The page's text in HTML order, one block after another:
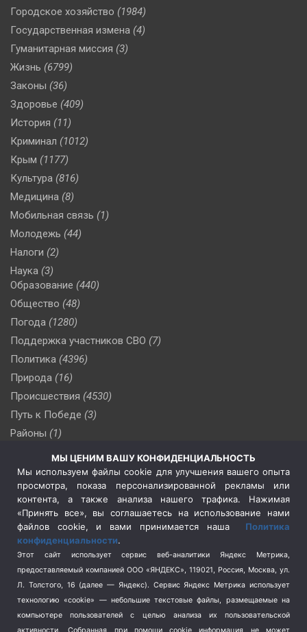
Городское хозяйство (1984)
Государственная измена (4)
Гуманитарная миссия (3)
Жизнь (6799)
Законы (36)
Здоровье (409)
История (11)
Криминал (1012)
Крым (1177)
Культура (816)
Медицина (8)
Мобильная связь (1)
Молодежь (44)
Налоги (2)
Наука (3)
Образование (440)
Общество (48)
Погода (1280)
Поддержка участников СВО (7)
Политика (4396)
Природа (16)
Происшествия (4530)
Путь к Победе (3)
Районы (1)
Сельское хозяйство (3)
Социальная политика
(3)
Спецоперация в Украине
Спецоперация на Украине
(404)
Спорт (740)
Терроризм (1)
Транспорт (262)
Туризм (178)
МЫ ЦЕНИМ ВАШУ КОНФИДЕНЦИАЛЬНОСТЬ
Мы используем файлы cookie для улучшения вашего опыта
просмотра, показа персонализированной рекламы или
контента, а также анализа нашего трафика. Нажимая
«Принять все», вы соглашаетесь на использование нами
файлов cookie, и вами принимается наша Политика
конфиденциальности.
Этот сайт использует сервис веб-аналитики Яндекс Метрика,
предоставляемый компанией ООО «ЯНДЕКС», 119021, Россия, Москва, ул.
Л. Толстого, 16 (далее — Яндекс). Сервис Яндекс Метрика использует
технологию «cookie» — небольшие текстовые файлы, размещаемые на
компьютере пользователей с целью анализа их пользовательской